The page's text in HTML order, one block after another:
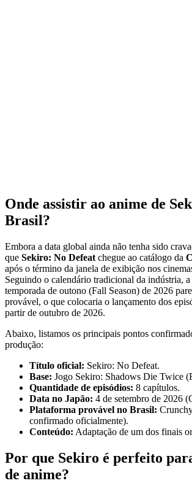
Onde assistir ao anime de
Brasil?
Embora a data global ainda não tenha sido
que Sekiro: No Defeat chegue ao catálogo da
após o término da janela de exibição nos
Seguindo o calendário tradicional da indústria, a
temporada de outono (Fall Season) de 2026
provável, o que colocaria o lançamento dos
partir de outubro de 2026.
Abaixo, listamos os principais pontos
produção:
Título oficial: Sekiro: No Defeat.
Base: Jogo Sekiro: Shadows Die Twice
Quantidade de episódios: 8 capítulos.
Data no Japão: 4 de setembro de 2026
Plataforma provável no Brasil:
confirmado oficialmente).
Conteúdo: Adaptação de um dos finais
Por que Sekiro é perfeito
de anime?